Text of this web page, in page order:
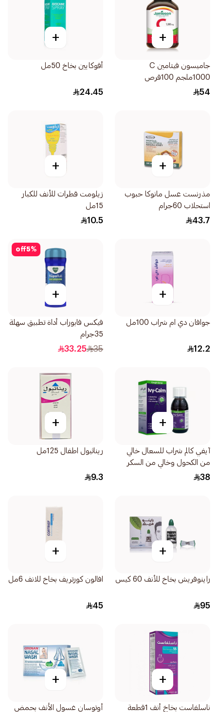
+
جاميسون فيتامين C
1000ملجم 100قرص
54
+
أفوكايين بخاخ 50مل
24.45
+
مذرنست عسل مانوكا حبوب
استحلاب 60جرام
43.7
+
زيلومت قطرات للأنف للكبار
15مل
10.5
+
جوافان دي ام شراب 100مل
12.2
5%
off
+
فيكس فابوراب أداة تطبيق سهلة
35جرام
35
33.25
+
آيفي كالم شراب للسعال خالي
من الكحول وخالي من السكر
120مل
38
+
ريناثيول اطفال 125مل
9.3
+
راينوفريش بخاخ للأنف 60 كيس
95
+
افالون كورتريف بخاخ للانف 6مل
45
+
ناسلفاست بخاخ أنف 1قطعة
+
أوتوسان غسول الأنف بحمض